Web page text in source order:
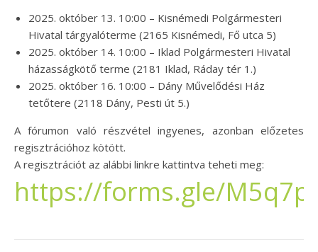
2025. október 13. 10:00 – Kisnémedi Polgármesteri
Hivatal tárgyalóterme (2165 Kisnémedi, Fő utca 5)
2025. október 14. 10:00 – Iklad Polgármesteri Hivatal
házasságkötő terme (2181 Iklad, Ráday tér 1.)
2025. október 16. 10:00 – Dány Művelődési Ház
tetőtere (2118 Dány, Pesti út 5.)
A fórumon való részvétel ingyenes, azonban előzetes
regisztrációhoz kötött.
A regisztrációt az alábbi linkre kattintva teheti meg:
https://forms.gle/